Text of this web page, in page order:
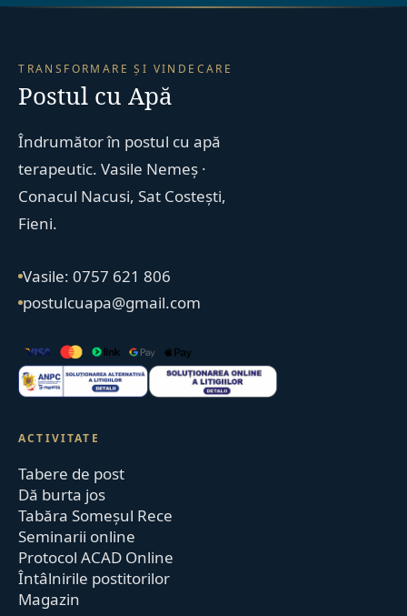
TRANSFORMARE ȘI VINDECARE
Postul cu Apă
Îndrumător în postul cu apă
terapeutic. Vasile Nemeș ·
Conacul Nacusi, Sat Costești,
Fieni.
Vasile: 0757 621 806
postulcuapa@gmail.com
ACTIVITATE
Tabere de post
Dă burta jos
Tabăra Someșul Rece
Seminarii online
Protocol ACAD Online
Întâlnirile postitorilor
Magazin